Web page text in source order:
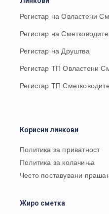
Регистар на Овластени
Регистар на
Регистар на Друштва
Регистар ТП Овластени
Регистар ТП
Корисни линкови
Политика за приватност
Политика за колачиња
Често поставувани
Жиро сметка